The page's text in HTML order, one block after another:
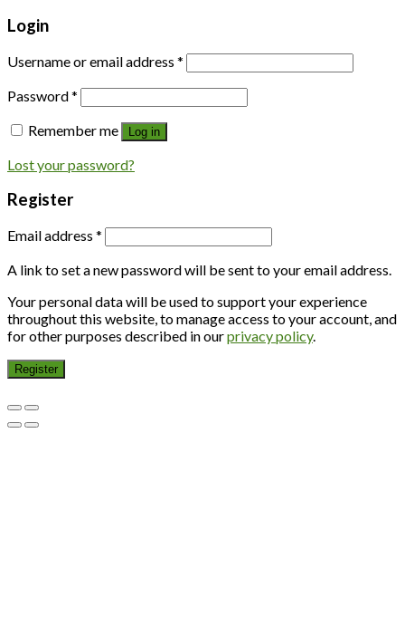
Login
Username or email address *
Password*
Remember me
Log in
Lost your password?
Register
Email address *
A link to set a new password will be sent to your email address.
Your personal data will be used to support your experience
throughout this website, to manage access to your account, and
for other purposes described in ourprivacy policy.
Register